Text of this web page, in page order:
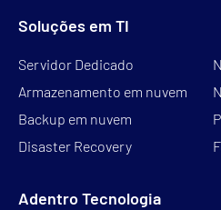
Soluções em TI
Servidor Dedicado
Armazenamento em nuvem
Backup em nuvem
Disaster Recovery
Adentro Tecnologia